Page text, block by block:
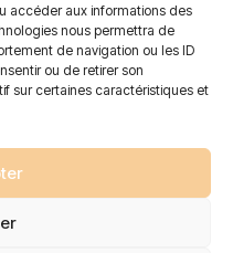
accéder aux informations des
nous permettra de
de navigation ou les ID
ou de retirer son
sur certaines caractéristiques et
droits réservés.
Jsemproduction